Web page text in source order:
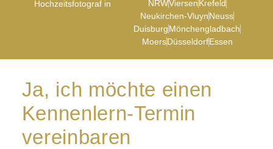
Hochzeitsfotograf in NRWViersen Krefeld
Neukirchen-VluynNeuss
DuisburgMönchengladbach
MoersDüsseldorfEssen
Ja, ich möchte einen
Kennenlern-Termin
vereinbaren